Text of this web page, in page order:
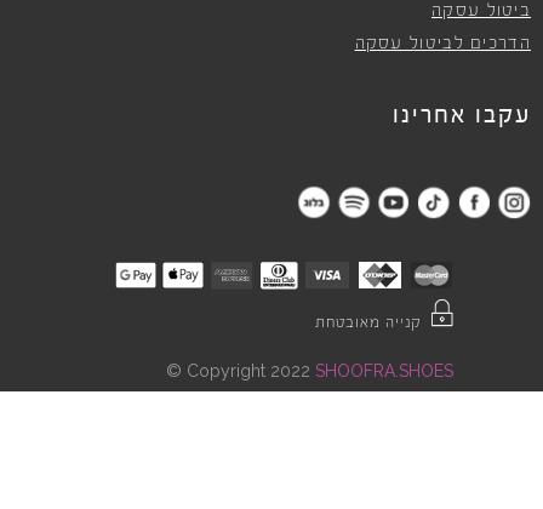
ביטול עסקה
הדרכים לביטול עסקה
עקבו אחרינו
קנייה מאובטחת
Copyright 2022 SHOOFRA.SHOES
©